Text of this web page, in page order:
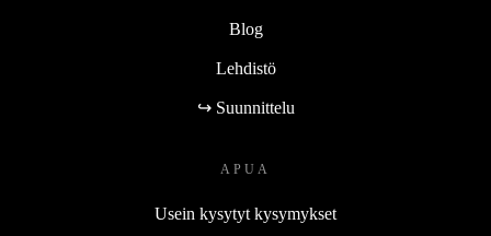
Blog
Lehdistö
↪ Suunnittelu
APUA
Usein kysytyt kysymykset